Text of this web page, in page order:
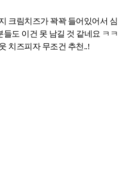
크림치즈가 꽉꽉 들어있어서 심
들도 이건 못 남길 것 같네요 ㅋㅋ
치즈피자 무조건 추천..!